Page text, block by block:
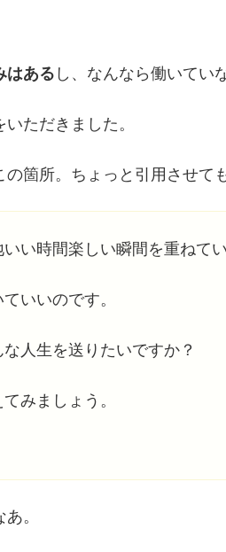
はある し、なんなら働いてい
ただきました。
箇所。ちょっと引用させて
い時間楽しい瞬間を重ねてい
いいのです。
人生を送りたいですか？
みましょう。
。